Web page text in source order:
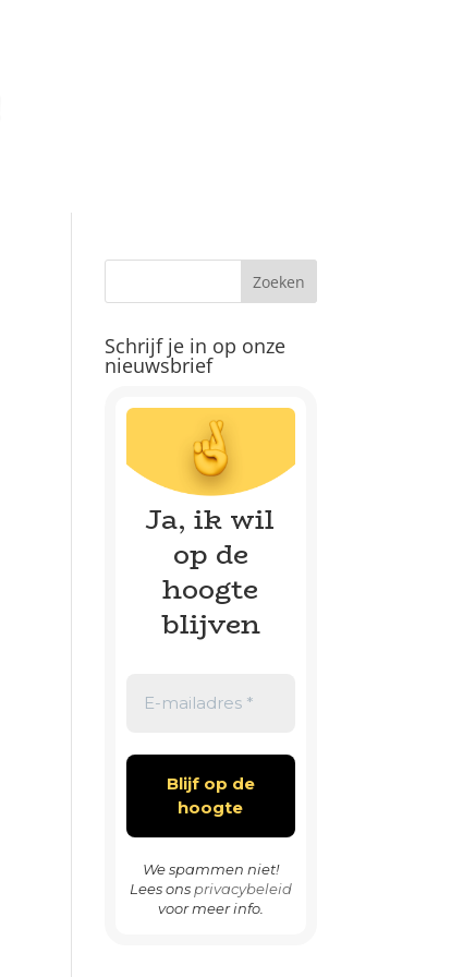
Schrijf je in op onze
nieuwsbrief
Ja, ik wil
op de
hoogte
blijven
We spammen niet!
Lees ons privacybeleid
voor meer info.